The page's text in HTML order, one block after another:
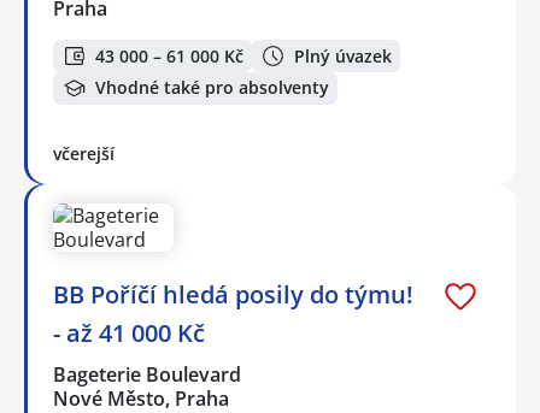
Praha
43 000 – 61 000 Kč
Plný úvazek
Vhodné také pro absolventy
včerejší
BB Poříčí hledá posily do týmu!
- až 41 000 Kč
Bageterie Boulevard
Nové Město, Praha